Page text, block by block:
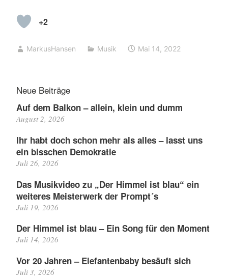
+2
MarkusHansen Musik Mai 14, 2022
Neue Beiträge
Auf dem Balkon – allein, klein und dumm
August 2, 2026
Ihr habt doch schon mehr als alles – lasst uns
ein bisschen Demokratie
Juli 26, 2026
Das Musikvideo zu „Der Himmel ist blau“ ein
weiteres Meisterwerk der Prompt´s
Juli 19, 2026
Der Himmel ist blau – Ein Song für den Moment
Juli 14, 2026
Vor 20 Jahren – Elefantenbaby besäuft sich
Juli 3, 2026